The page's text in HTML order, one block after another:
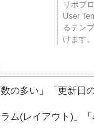
リポブ
User
るテン
けます
の多い」「更新日
ム(レイアウト)」